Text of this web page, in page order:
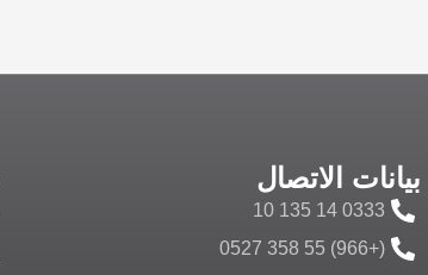
بيانات الاتصال
0333 14 135 10
(+966) 55 358 0527